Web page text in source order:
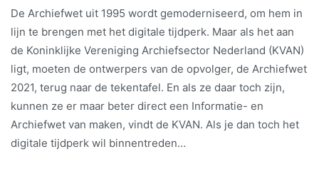
De Archiefwet uit 1995 wordt gemoderniseerd, om hem in
lijn te brengen met het digitale tijdperk. Maar als het aan
de Koninklijke Vereniging Archiefsector Nederland (KVAN)
ligt, moeten de ontwerpers van de opvolger, de Archiefwet
2021, terug naar de tekentafel. En als ze daar toch zijn,
kunnen ze er maar beter direct een Informatie- en
Archiefwet van maken, vindt de KVAN. Als je dan toch het
digitale tijdperk wil binnentreden…